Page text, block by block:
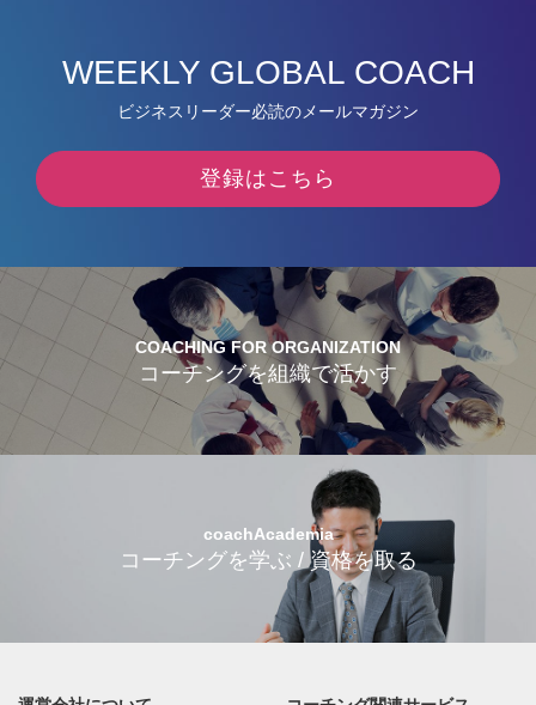
WEEKLY GLOBAL COACH
ビジネスリーダー必読のメールマガジン
登録はこちら
COACHING FOR ORGANIZATION
コーチングを組織で活かす
coachAcademia
コーチングを学ぶ / 資格を取る